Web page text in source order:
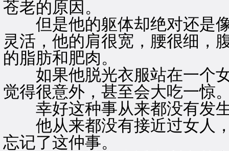
苍老的原因。
但是他的躯体却绝对还是像
灵活，他的肩很宽，腰很细，
的脂肪和肥肉。
如果他脱光衣服站在一个女
觉得很意外，甚至会大吃一惊
幸好这种事从来都没有发
他从来都没有接近过女人，
忘记了这仲事。